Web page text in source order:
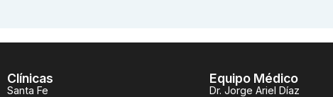
Clínicas
Santa Fe
Equipo Médico
Dr. Jorge Ariel Díaz